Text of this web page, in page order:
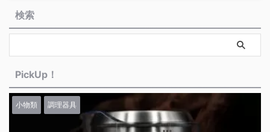
検索
PickUp！
小物類 調理器具